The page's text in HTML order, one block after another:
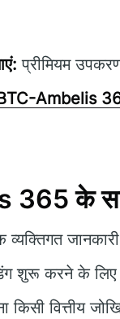
प्रीमियम
Ambelis
365 के
शुरू करने के
किसी वित्तीय